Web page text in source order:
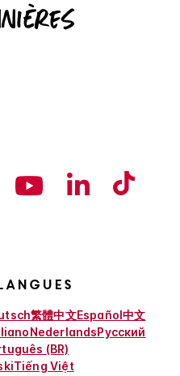
繁體中文Español中文
NederlandsРусский
(BR)
Tiếng Việt